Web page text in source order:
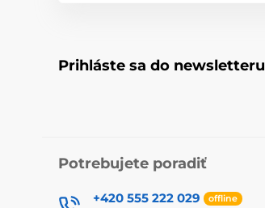
Prihláste sa do newsletteru
Potrebujete poradiť
+420 555 222 029 offline